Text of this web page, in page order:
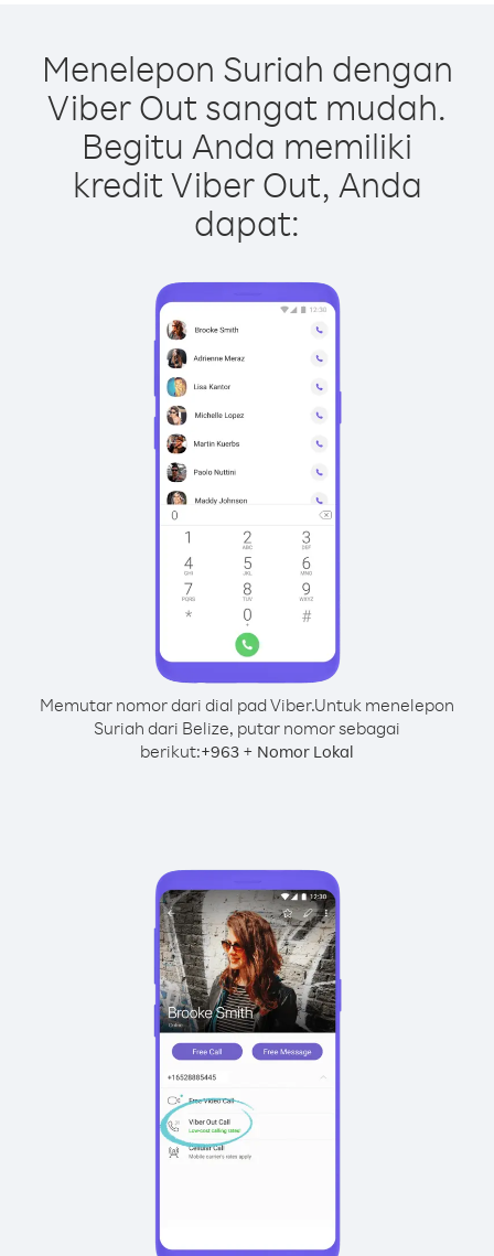
Menelepon Suriah dengan
Viber Out sangat mudah.
Begitu Anda memiliki
kredit Viber Out, Anda
dapat:
Memutar nomor dari dial pad Viber.Untuk menelepon
Suriah dari Belize, putar nomor sebagai
berikut:+963 + Nomor Lokal